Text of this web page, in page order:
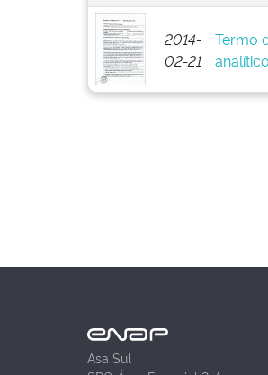
2014-
02-21
Termo
Asa Sul